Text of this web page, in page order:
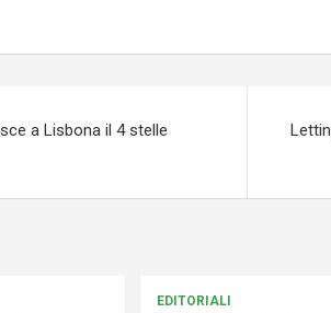
a Lisbona il 4 stelle
EDITORIALI